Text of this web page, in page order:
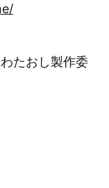
たおし製作委